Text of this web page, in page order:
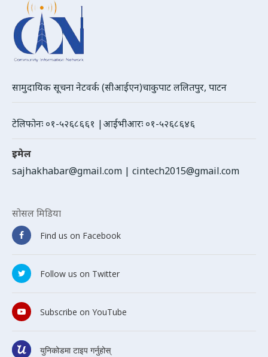
सामुदायिक सूचना नेटवर्क (सीआईएन)चाकुपाट ललितपुर, पाटन
टेलिफोनः ०१-५२६८६६१ |आईभीआरः ०१-५२६८६४६
इमेल
sajhakhabar@gmail.com | cintech2015@gmail.com
सोसल मिडिया
Find us on Facebook
Follow us on Twitter
Subscribe on YouTube
युनिकोडमा टाइप गर्नुहोस्